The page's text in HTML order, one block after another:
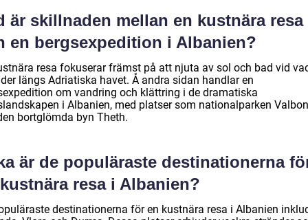
är skillnaden mellan en kustnära resa
en bergsexpedition i Albanien?
resa fokuserar främst på att njuta av sol och bad vid
längs Adriatiska havet. Å andra sidan handlar en
om vandring och klättring i de dramatiska
i Albanien, med platser som nationalparken
bortglömda byn Theth.
är de populäraste destinationerna
resa i Albanien?
destinationerna för en kustnära resa i Albanien